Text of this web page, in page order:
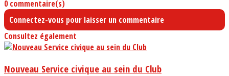
0 commentaire(s)
Connectez-vous pour laisser un commentaire
Consultez également
Nouveau Service civique au sein du Club